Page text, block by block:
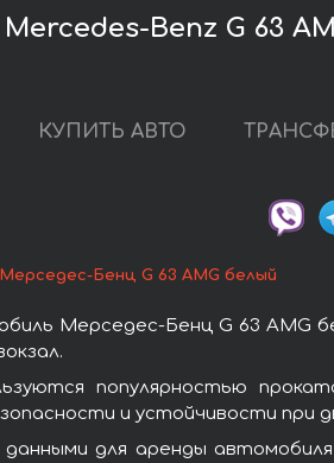
Benz G 63
КУПИТЬ АВТО
Мерседес-Бенц G 63 AMG белый
Мерседес-Бенц G 63 AMG
популярностью
и устойчивости при
для аренды